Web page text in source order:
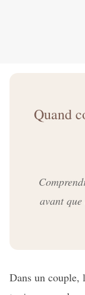
Quand
avant
Dans un couple,